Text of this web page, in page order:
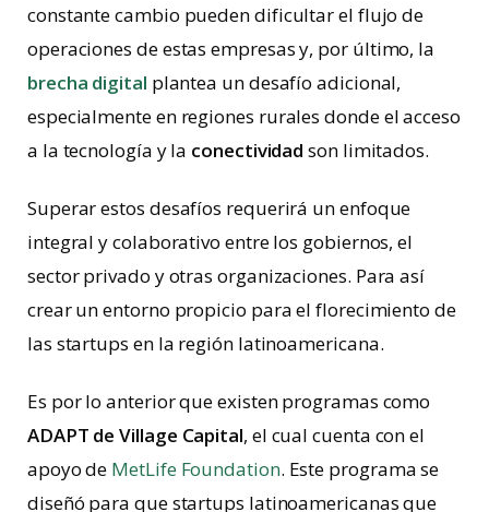
constante cambio pueden dificultar el flujo de
operaciones de estas empresas y, por último, la
brecha digital plantea un desafío adicional,
especialmente en regiones rurales donde el acceso
a la tecnología y la conectividad son limitados.
Superar estos desafíos requerirá un enfoque
integral y colaborativo entre los gobiernos, el
sector privado y otras organizaciones. Para así
crear un entorno propicio para el florecimiento de
las startups en la región latinoamericana.
Es por lo anterior que existen programas como
ADAPT de Village Capital, el cual cuenta con el
apoyo de MetLife Foundation. Este programa se
diseñó para que startups latinoamericanas que